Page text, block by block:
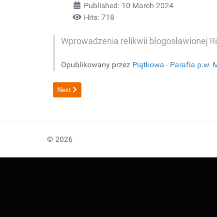
Published: 10 March 2024
Hits: 718
Wprowadzenia relikwii błogosławionej
Opublikowany przez Piątkowa - Parafia p.w.
Next article: Program
Next
© 2026